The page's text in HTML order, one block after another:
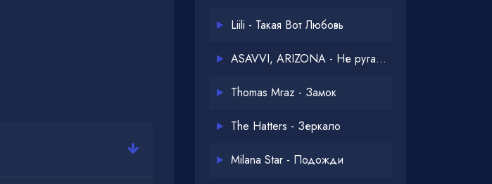
Liili - Такая Вот Любовь
ASAVVI, ARIZONA - Не ругайся
Thomas Mraz - Замок
The Hatters - Зеркало
Milana Star - Подожди